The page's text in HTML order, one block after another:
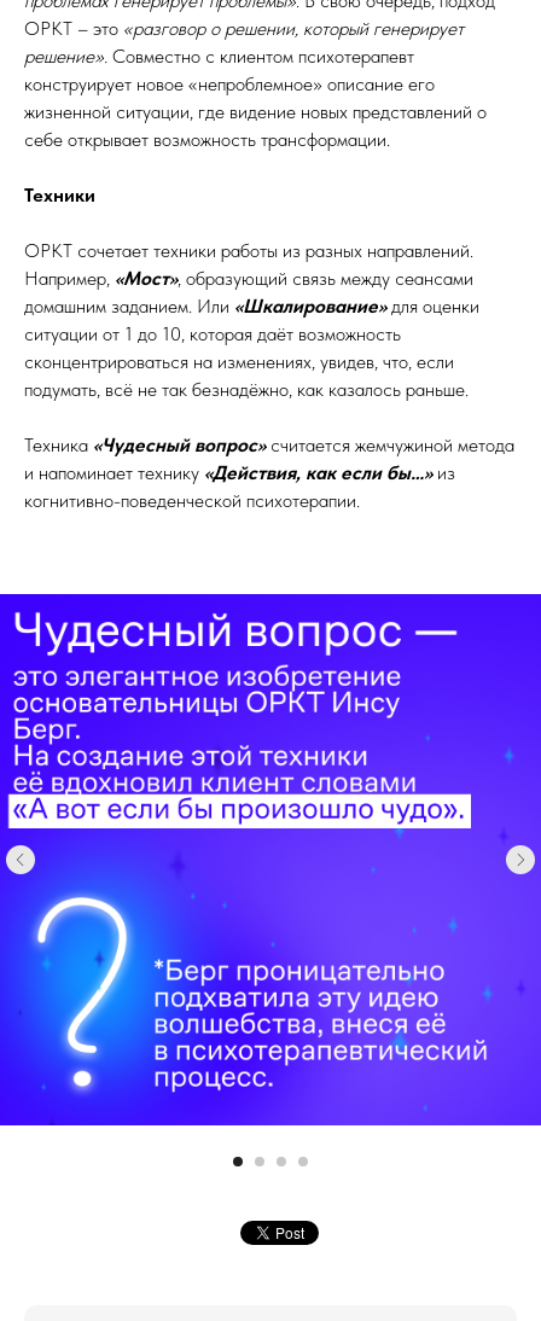
ОРКТ – это «разговор о решении, который генерирует
решение». Совместно с клиентом психотерапевт
конструирует новое «непроблемное» описание его
жизненной ситуации, где видение новых представлений о
себе открывает возможность трансформации.
Техники
ОРКТ сочетает техники работы из разных направлений.
Например, «Мост», образующий связь между сеансами
домашним заданием. Или «Шкалирование»для оценки
ситуации от 1 до 10, которая даёт возможность
сконцентрироваться на изменениях, увидев, что, если
подумать, всё не так безнадёжно, как казалось раньше.
Техника «Чудесный вопрос»считается жемчужиной метода
и напоминает технику «Действия, как если бы…»из
когнитивно-поведенческой психотерапии.